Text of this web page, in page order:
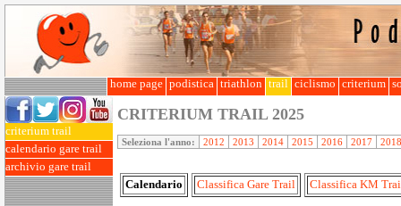
home page podistica triathlon trail ciclismo criterium
criterium trail
calendario gare trail
archivio gare trail
CRITERIUM TRAIL 2025
Seleziona l'anno: 2012 2013 2014 2015 2016 2017 2018
Calendario Classifica Gare Trail Classifica KM